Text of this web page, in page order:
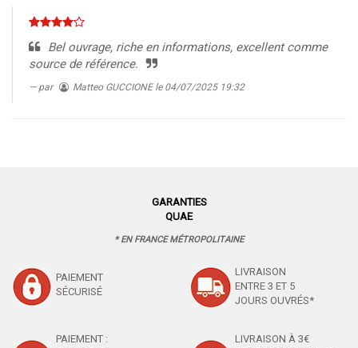
Bel ouvrage, riche en informations, excellent comme
source de référence.
par Matteo GUCCIONEle 04/07/2025 19:32
GARANTIES
QUAE
* EN FRANCE MÉTROPOLITAINE
PAIEMENT
SÉCURISÉ
LIVRAISON
ENTRE 3 ET 5
JOURS OUVRÉS*
PAIEMENT : LIVRAISON À 3€